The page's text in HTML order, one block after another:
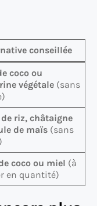
conseillée
coco ou
végétale (sans
riz, châtaigne
de maïs (sans
coco ou miel (à
en quantité)